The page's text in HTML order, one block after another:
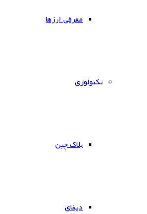
معرفی ارزها
‌تکنولوژی
بلاک چین
دیفای